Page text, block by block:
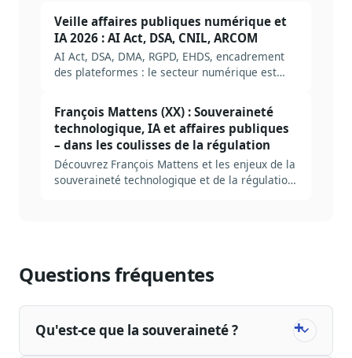
Veille affaires publiques numérique et
IA 2026 : AI Act, DSA, CNIL, ARCOM
AI Act, DSA, DMA, RGPD, EHDS, encadrement
des plateformes : le secteur numérique est
complète pour construire une veille AP
numérique et IA en 2026, avec autorités,
sources et erreurs typiques.
François Mattens (XX) : Souveraineté
technologique, IA et affaires publiques
– dans les coulisses de la régulation
Découvrez François Mattens et les enjeux de la
souveraineté technologique et de la régulation
Questions fréquentes
Qu'est-ce que la souveraineté ?